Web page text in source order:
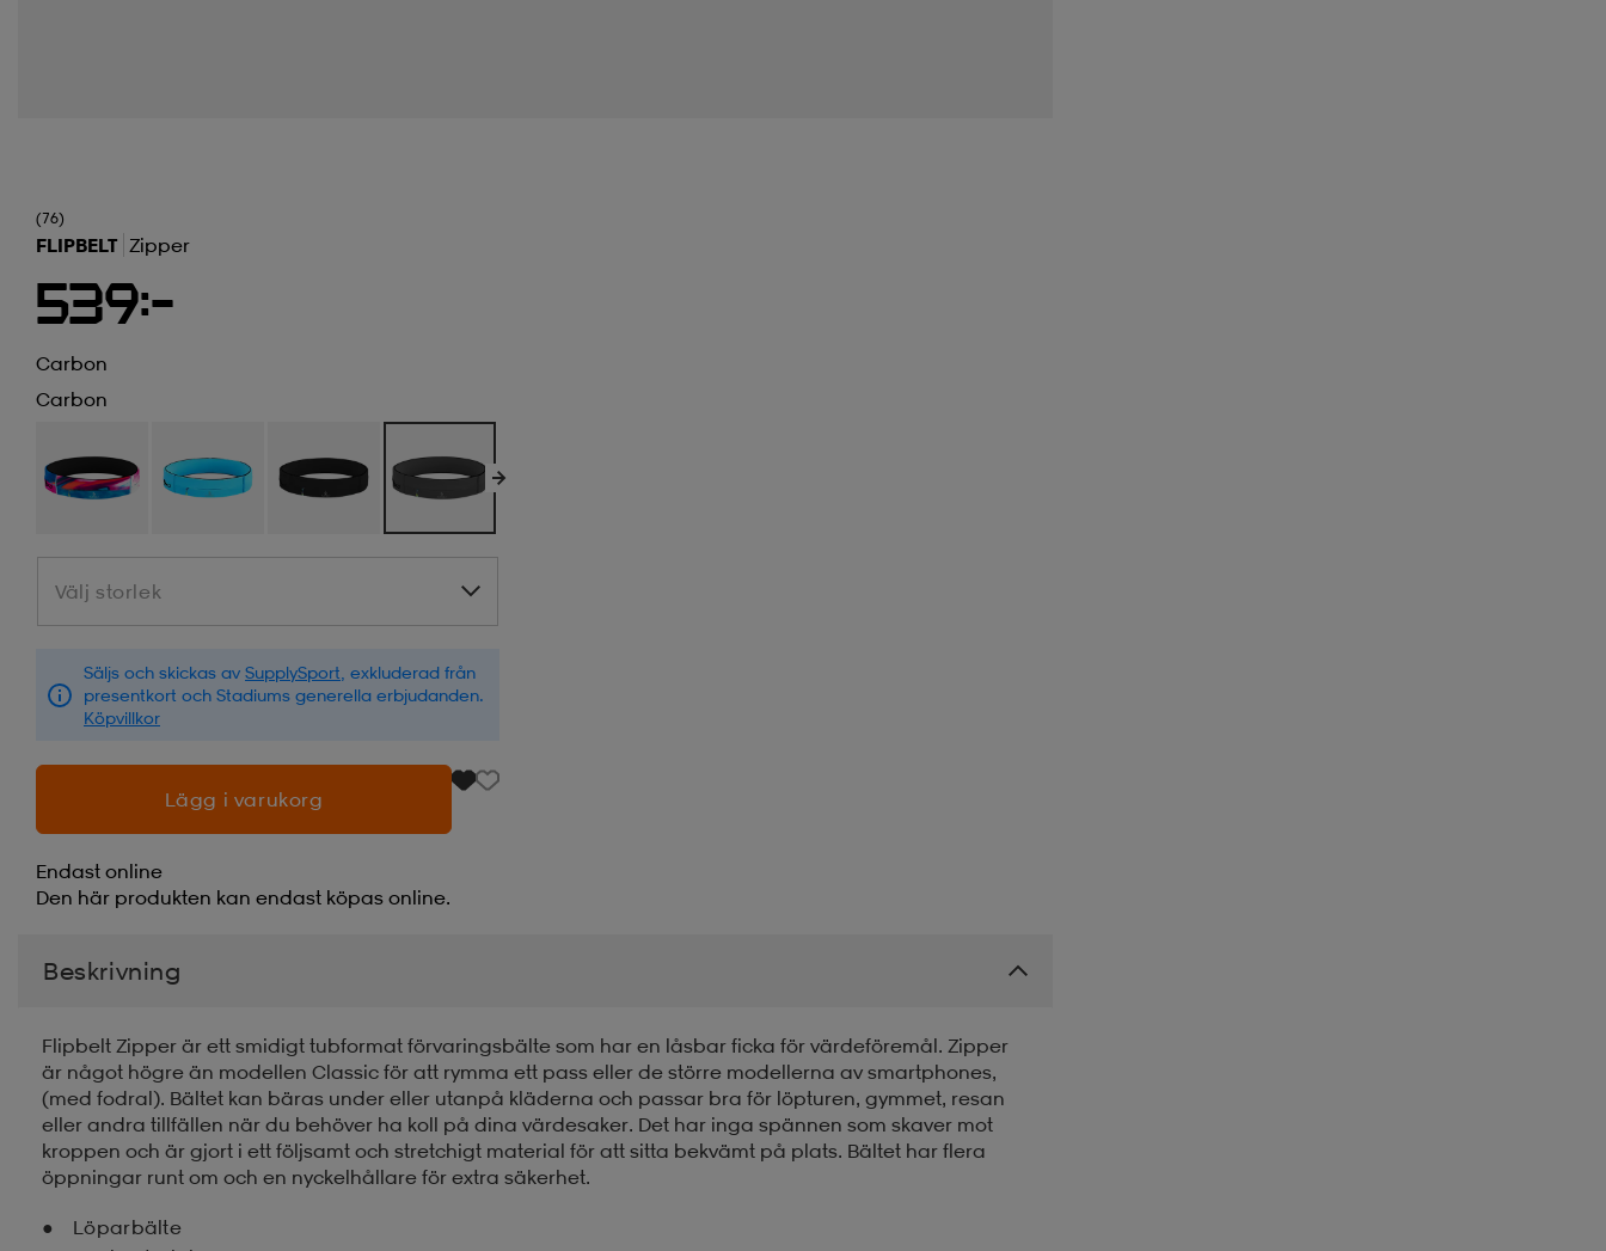
(76)
FLIPBELT Zipper
539:-
Carbon
Carbon
Välj storlek
Välj storlek
Säljs och skickas av SupplySport , exkluderad från
presentkort och Stadiums generella erbjudanden.
Köpvillkor
Lägg i varukorg
Endast online
Den här produkten kan endast köpas online.
Beskrivning
Flipbelt Zipper är ett smidigt tubformat förvaringsbälte som har en låsbar ficka för värdeföremål. Zipper
är något högre än modellen Classic för att rymma ett pass eller de större modellerna av smartphones,
(med fodral). Bältet kan bäras under eller utanpå kläderna och passar bra för löpturen, gymmet, resan
eller andra tillfällen när du behöver ha koll på dina värdesaker. Det har inga spännen som skaver mot
kroppen och är gjort i ett följsamt och stretchigt material för att sitta bekvämt på plats. Bältet har flera
öppningar runt om och en nyckelhållare för extra säkerhet.
Löparbälte